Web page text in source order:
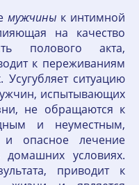
мужчины к интимной
на качество
полового акта,
к переживаниям
ситуацию
испытывающих
не обращаются к
и неуместным,
и опасное лечение
домашних условиях.
приводит к